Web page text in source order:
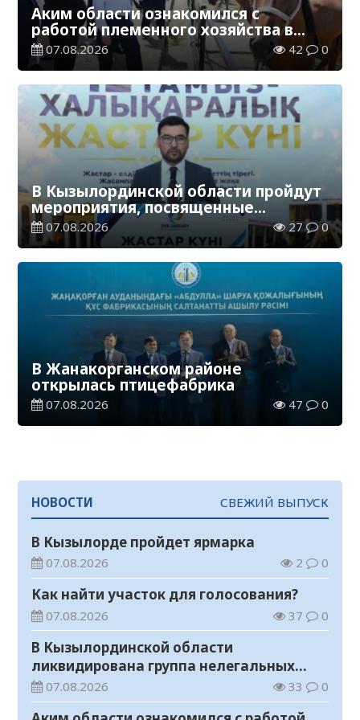
Аким области ознакомился с
работой племенного хозяйства в
Жанакорганском районе
07.08.2026 42 0
В Кызылординской области пройдут
мероприятия, посвященные
Международному дню молодежи
07.08.2026 27 0
В Жанакорганском районе
открылась птицефабрика
07.08.2026 47 0
НОВОСТИ СВЕЖИЙ ВЫПУСК
В Кызылорде пройдет ярмарка
07.08.2026 2 0
Как найти участок для голосования?
07.08.2026 37 0
В Кызылординской области
ликвидирована группа нелегальных
добытчиков золота
07.08.2026 33 0